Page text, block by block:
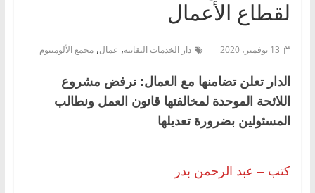
لقطاع الأعمال
13 نوفمبر، 2020 دار الخدمات النقابية, عمال, مجمع الألومنيوم
الدار تعلن تضامنها مع العمال: نرفض مشروع
اللائحة الموحدة لمخالفتها قانون العمل ونطالب
المسئولين بضرورة تعديلها
كتب – عبد الرحمن بدر